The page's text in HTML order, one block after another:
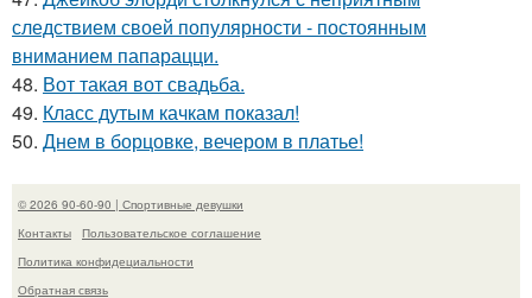
следствием своей популярности - постоянным
вниманием папарацци.
48. Вот такая вот свадьба.
49. Класс дутым качкам показал!
50. Днем в борцовке, вечером в платье!
© 2026 90-60-90 | Спортивные девушки
Контакты
Пользовательское соглашение
Политика конфидециальности
Обратная связь